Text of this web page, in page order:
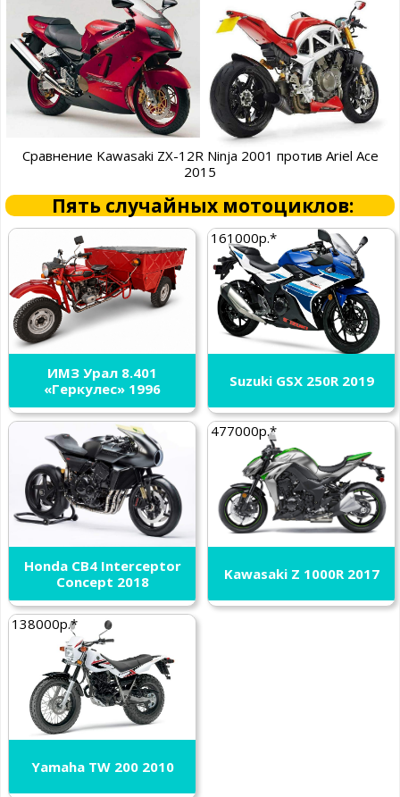
Сравнение Kawasaki ZX-12R Ninja 2001 против Ariel Ace
2015
Пять случайных мотоциклов:
ИМЗ Урал 8.401
«Геркулес» 1996
161000р.*
Suzuki GSX 250R 2019
Honda CB4 Interceptor
Concept 2018
477000р.*
Kawasaki Z 1000R 2017
138000р.*
Yamaha TW 200 2010